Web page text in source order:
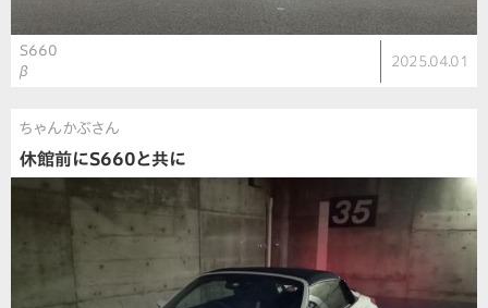
S660
β
2025.04.01
ちゃんかぶさん
休館前にS660と共に